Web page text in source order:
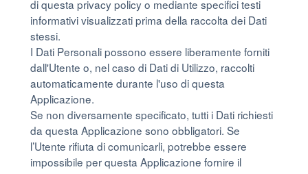
di questa privacy policy o mediante specifici testi
informativi visualizzati prima della raccolta dei Dati
stessi.
I Dati Personali possono essere liberamente forniti
dall'Utente o, nel caso di Dati di Utilizzo, raccolti
automaticamente durante l'uso di questa
Applicazione.
Se non diversamente specificato, tutti i Dati richiesti
da questa Applicazione sono obbligatori. Se
l’Utente rifiuta di comunicarli, potrebbe essere
impossibile per questa Applicazione fornire il